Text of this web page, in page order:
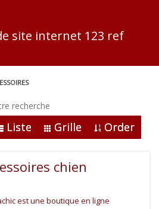
site internet 123 ref
recherche
Liste Grille Order
chien
est une boutique en ligne